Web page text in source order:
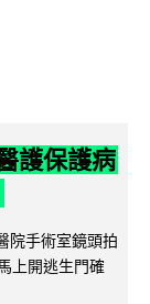
護保護病
院手術室鏡頭拍
上開逃生門確